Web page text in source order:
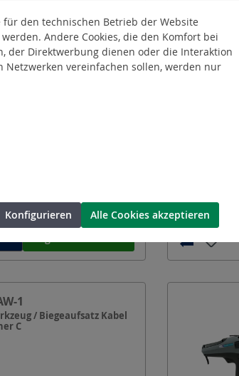
Presswerkzeug
C10 Ma
1
/ Biegeaufsatz Kabel
C
für den technischen Betrieb der Website
Andere Cookies, die den Komfort bei
der Direktwerbung dienen oder die Interaktion
Netzwerken vereinfachen sollen, werden nur
Konfigurieren Alle Cookies akzeptieren